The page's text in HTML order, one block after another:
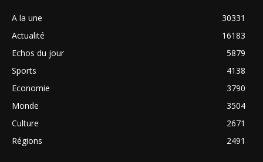
A la une
30331
Actualité
16183
Echos du jour
5879
Sports
4138
Economie
3790
Monde
3504
Culture
2671
Régions
2491